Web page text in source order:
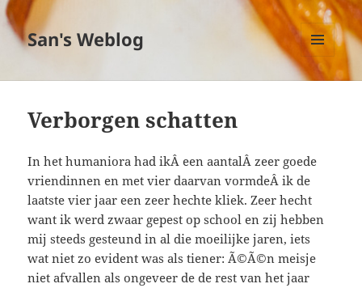
San's Weblog
MENU
EN
Verborgen schatten
In het humaniora had ikÂ een aantalÂ zeer goede
vriendinnen en met vier daarvan vormdeÂ ik de
laatste vier jaar een zeer hechte kliek. Zeer hecht
want ik werd zwaar gepest op school en zij hebben
mij steeds gesteund in al die moeilijke jaren, iets
wat niet zo evident was als tiener: Ã©Ã©n meisje
niet afvallen als ongeveer de de rest van het jaar